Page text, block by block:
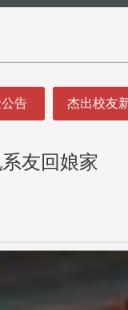
告 杰出校友
友回娘家